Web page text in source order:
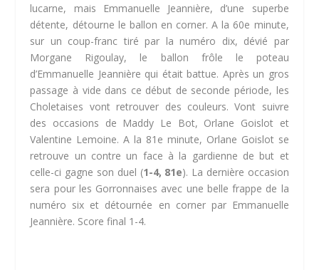
lucarne, mais Emmanuelle Jeannière, d’une superbe
détente, détourne le ballon en corner. A la 60e minute,
sur un coup-franc tiré par la numéro dix, dévié par
Morgane Rigoulay, le ballon frôle le poteau
d’Emmanuelle Jeannière qui était battue. Après un gros
passage à vide dans ce début de seconde période, les
Choletaises vont retrouver des couleurs. Vont suivre
des occasions de Maddy Le Bot, Orlane Goislot et
Valentine Lemoine. A la 81e minute, Orlane Goislot se
retrouve un contre un face à la gardienne de but et
celle-ci gagne son duel (1-4, 81e). La dernière occasion
sera pour les Gorronnaises avec une belle frappe de la
numéro six et détournée en corner par Emmanuelle
Jeannière. Score final 1-4.